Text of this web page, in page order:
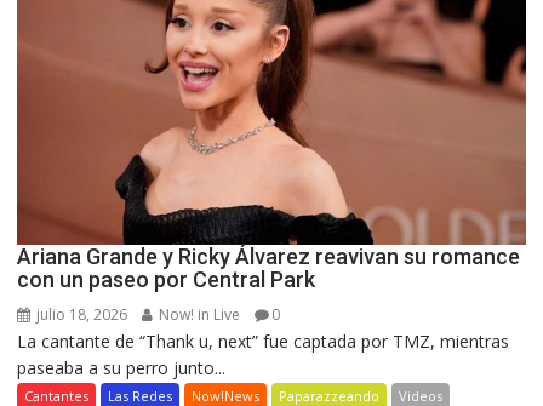
Ariana Grande y Ricky Álvarez reavivan su romance
con un paseo por Central Park
julio 18, 2026 Now! in Live 0
La cantante de “Thank u, next” fue captada por TMZ, mientras
paseaba a su perro junto...
Cantantes Las Redes Now!News Paparazzeando Videos